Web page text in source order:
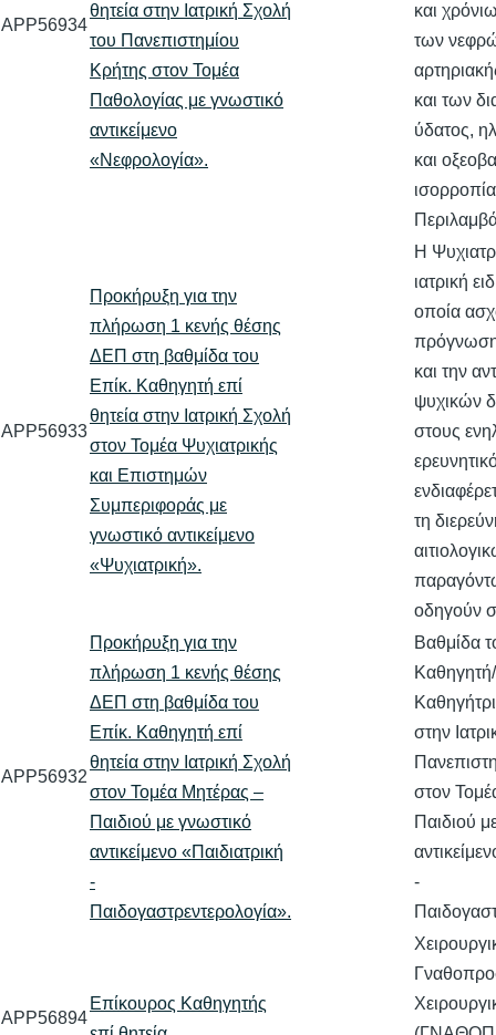
APP56934
θητεία στην Ιατρική Σχολή
του Πανεπιστημίου
Κρήτης στον Τομέα
Παθολογίας με γνωστικό
αντικείμενο
«Νεφρολογία».
και
των
και των
ύδατος,
και
APP56933
Προκήρυξη για την
πλήρωση 1 κενής θέσης
ΔΕΠ στη βαθμίδα του
Επίκ. Καθηγητή επί
θητεία στην Ιατρική Σχολή
στον Τομέα Ψυχιατρικής
και Επιστημών
Συμπεριφοράς με
γνωστικό αντικείμενο
«Ψυχιατρική».
Η
ιατρική
οποία
και την
ψυχικών
στους
τη
οδηγούν
APP56932
Προκήρυξη για την
πλήρωση 1 κενής θέσης
ΔΕΠ στη βαθμίδα του
Επίκ. Καθηγητή επί
θητεία στην Ιατρική Σχολή
στον Τομέα Μητέρας –
Παιδιού με γνωστικό
αντικείμενο «Παιδιατρική
-
Παιδογαστρεντερολογία».
Βαθμίδα
στην
στον
Παιδιού
-
APP56894
Επίκουρος Καθηγητής